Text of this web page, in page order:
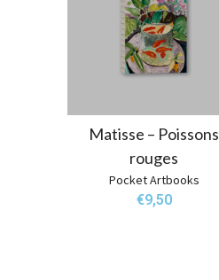
Matisse – Poissons
rouges
Pocket Artbooks
€9,50